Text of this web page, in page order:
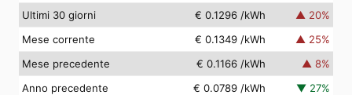
Ultimi 30 giorni
€ 0.1296 /kWh ▲ 20%
Mese corrente
€ 0.1349 /kWh ▲ 25%
Mese precedente
€ 0.1166 /kWh ▲ 8%
Anno precedente
€ 0.0789 /kWh ▼ 27%